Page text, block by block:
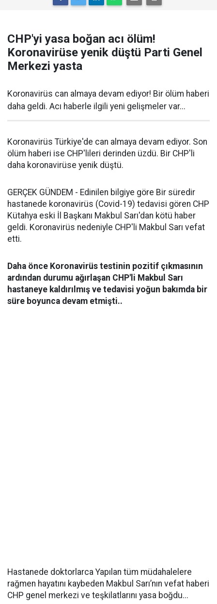
CHP'yi yasa boğan acı ölüm!
Koronavirüse yenik düştü Parti Genel
Merkezi yasta
Koronavirüs can almaya devam ediyor! Bir ölüm haberi
daha geldi. Acı haberle ilgili yeni gelişmeler var...
Koronavirüs Türkiye'de can almaya devam ediyor. Son
ölüm haberi ise CHP'lileri derinden üzdü. Bir CHP'li
daha koronavirüse yenik düştü.
GERÇEK GÜNDEM - Edinilen bilgiye göre Bir süredir
hastanede koronavirüs (Covid-19) tedavisi gören CHP
Kütahya eski İl Başkanı Makbul Sarı'dan kötü haber
geldi. Koronavirüs nedeniyle CHP'li Makbul Sarı vefat
etti.
Daha önce Koronavirüs testinin pozitif çıkmasının
ardından durumu ağırlaşan CHP'li Makbul Sarı
hastaneye kaldırılmış ve tedavisi yoğun bakımda bir
süre boyunca devam etmişti..
Hastanede doktorlarca Yapılan tüm müdahalelere
rağmen hayatını kaybeden Makbul Sarı’nın vefat haberi
CHP genel merkezi ve teşkilatlarını yasa boğdu...